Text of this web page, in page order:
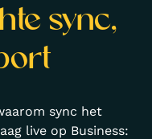
sync,
sync het
live op Business: